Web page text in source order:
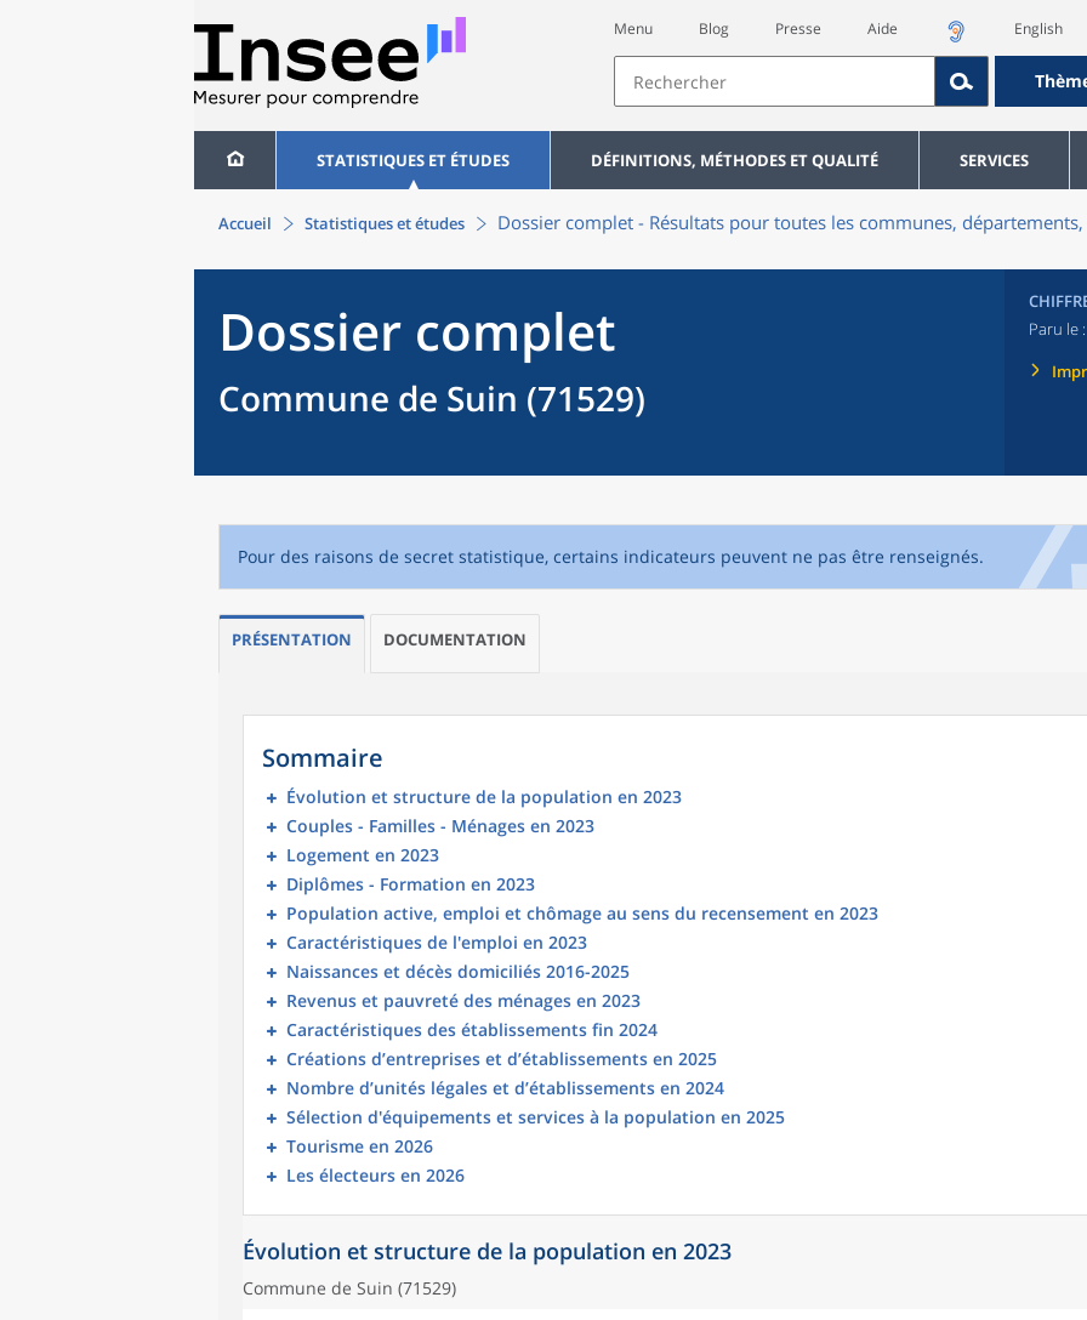
Menu Blog Presse Aide English
STATISTIQUES ET ÉTUDES DÉFINITIONS, MÉTHODES ET QUALITÉ SERVICES
Accueil Statistiques et études Dossier complet - Résultats pour toutes les communes,
Dossier complet
Commune de Suin (71529)
Paru le
Pour des raisons de secret statistique, certains indicateurs peuvent ne pas être renseignés.
PRÉSENTATION DOCUMENTATION
Sommaire
Évolution et structure de la population en 2023
Couples - Familles - Ménages en 2023
Logement en 2023
Diplômes - Formation en 2023
Population active, emploi et chômage au sens du recensement en 2023
Caractéristiques de l'emploi en 2023
Naissances et décès domiciliés 2016-2025
Revenus et pauvreté des ménages en 2023
Caractéristiques des établissements fin 2024
Créations d’entreprises et d’établissements en 2025
Nombre d’unités légales et d’établissements en 2024
Sélection d'équipements et services à la population en 2025
Tourisme en 2026
Les électeurs en 2026
Évolution et structure de la population en 2023
Commune de Suin (71529)